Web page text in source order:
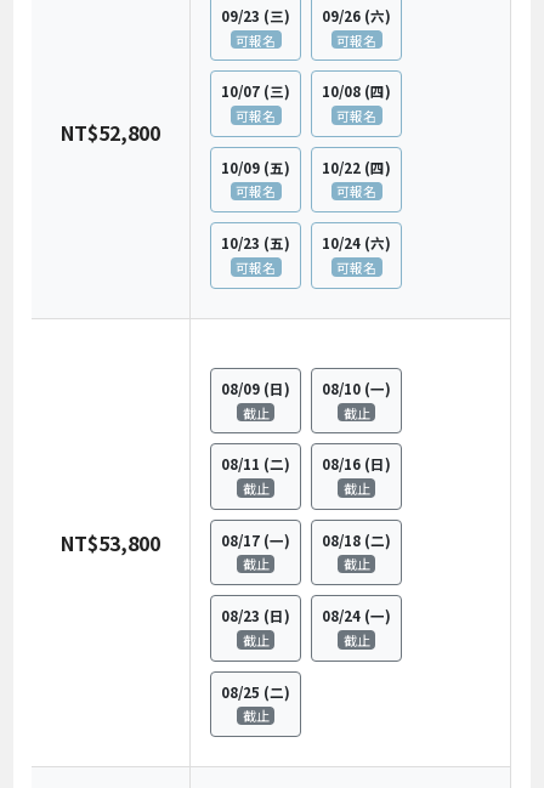
NT$52,800
09/23 (三)
可報名
09/26 (六)
可報名
10/07 (三)
可報名
10/08 (四)
可報名
10/09 (五)
可報名
10/22 (四)
可報名
10/23 (五)
可報名
10/24 (六)
可報名
NT$53,800
08/09 (日)
截止
08/10 (一)
截止
08/11 (二)
截止
08/16 (日)
截止
08/17 (一)
截止
08/18 (二)
截止
08/23 (日)
截止
08/24 (一)
截止
08/25 (二)
截止